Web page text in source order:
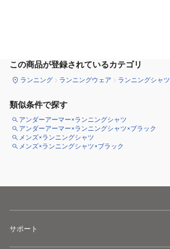
この商品が登録されているカテゴリ
ランニング ランニングウェア ランニングシャツ
類似条件で探す
アンダーアーマー×ランニングシャツ
アンダーアーマー×ランニングシャツ×ブラック
メンズ×ランニングシャツ
メンズ×ランニングシャツ×ブラック
サポート